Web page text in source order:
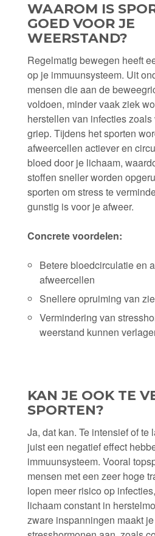
WAAROM IS
GOED VOOR JE
WEERSTAND?
Regelmatig bewegen heeft
op je immuunsysteem. Uit
mensen die aan de
voldoen, minder vaak ziek
herstellen van infecties
griep. Tijdens het sporten
afweercellen actiever en
bloed door je lichaam,
stoffen sneller worden
sporten om stress te
gunstig is voor je afweer.
Concrete voordelen:
Betere bloedcirculatie en
afweercellen
Snellere opruiming van
Vermindering van
weerstand kunnen
KAN JE OOK TE
SPORTEN?
Ja, dat kan. Te intensief of te
juist een negatief effect
immuunsysteem. Vooral
mensen met een zeer hoge
lopen meer risico op
lichaam constant in
zware inspanningen maakt